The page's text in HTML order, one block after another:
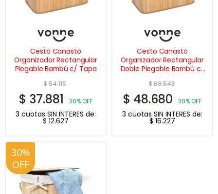
Cesto Canasto
Organizador Rectangular
Plegable Bambú c/ Tapa
$54.115
$ 37.881 30% OFF
3 cuotas SIN INTERES de:
$ 12.627
Cesto Canasto
Organizador Rectangular
Doble Plegable Bambú c/
$69.543
$ 48.680 30% OFF
3 cuotas SIN INTERES de:
$ 16.227
30%
OFF
20%
OFF